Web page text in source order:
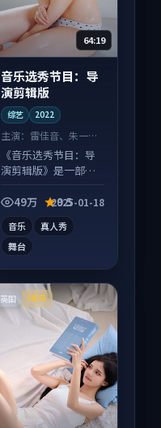
64:19
音乐选秀节目：导
演剪辑版
综艺 2022
主演： 雷佳音、朱一龙
等
《音乐选秀节目：导
演剪辑版》是一部喜
彩蛋别错过，字幕区
49万 9.5
2025-01-18
音乐
真人秀
舞台
英国 HDR